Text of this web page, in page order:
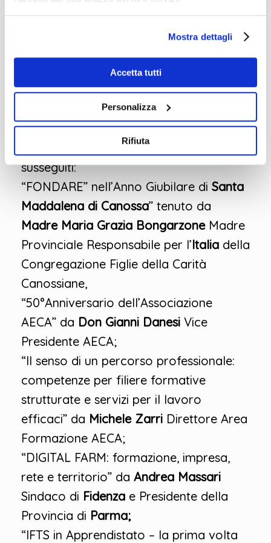
Mostra dettagli
Accetta tutti
Personalizza
Rifiuta
Diversi gli interventi che si sono
susseguiti:
“FONDARE” nell’Anno Giubilare di Santa
Maddalena di Canossa” tenuto da
Madre Maria Grazia BongarzoneMadre
Provinciale Responsabile per l’Italia della
Congregazione Figlie della Carità
Canossiane,
“50°Anniversario dell’Associazione
AECA” da Don Gianni Danesi Vice
Presidente AECA;
“Il senso di un percorso professionale:
competenze per filiere formative
strutturate e servizi per il lavoro
efficaci” da Michele Zarri Direttore Area
Formazione AECA;
“DIGITAL FARM: formazione, impresa,
rete e territorio” da Andrea Massari
Sindaco di Fidenza e Presidente della
Provincia di Parma;
“IFTS in Apprendistato – la prima volta